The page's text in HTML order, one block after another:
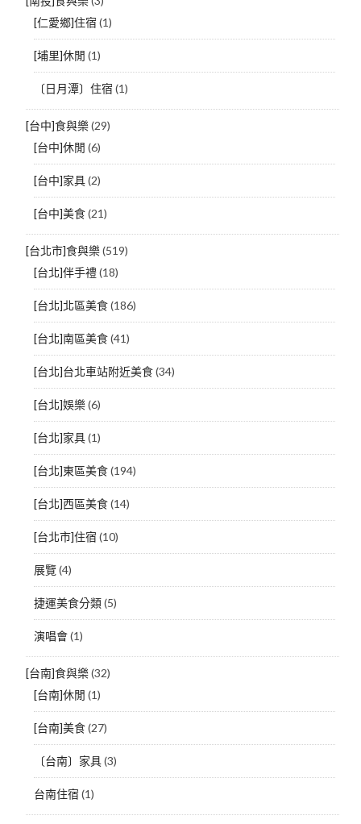
[仁愛鄉]住宿 (1)
[埔里]休閒 (1)
〔日月潭〕住宿 (1)
[台中]食與樂(29)
[台中]休閒 (6)
[台中]家具(2)
[台中]美食(21)
[台北市]食與樂(519)
[台北]伴手禮(18)
[台北]北區美食(186)
[台北]南區美食(41)
[台北]台北車站附近美食(34)
[台北]娛樂(6)
[台北]家具(1)
[台北]東區美食(194)
[台北]西區美食(14)
[台北市]住宿 (10)
展覽(4)
捷運美食分類(5)
演唱會(1)
[台南]食與樂(32)
[台南]休閒 (1)
[台南]美食(27)
〔台南〕家具(3)
台南住宿 (1)